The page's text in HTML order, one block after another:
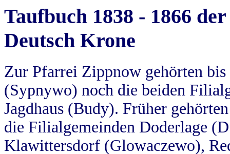
Taufbuch 1838 - 1866
Deutsch Krone
Zur Pfarrei Zippnow gehörten
(Sypnywo) noch die beiden
Jagdhaus (Budy). Früher
die Filialgemeinden Doderlage
Klawittersdorf (Glowaczewo),